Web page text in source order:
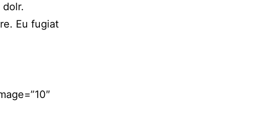
Eu fugiat